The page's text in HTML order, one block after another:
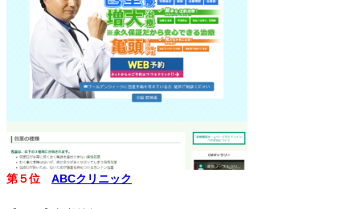
第５位 ABCクリニック